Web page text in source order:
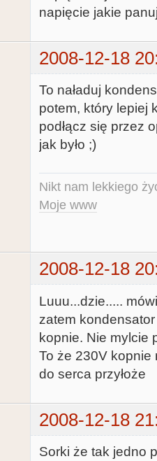
napięcie jakie
2008-12-18
To naładuj
potem, który lepiej
podłącz się przez
jak było ;)
Nikt nam lekkiego
Moje www
2008-12-18
Luuu...dzie.....
zatem
kopnie. Nie mylcie
To że 230V kopnie
do serca przyłoże
2008-12-18
Sorki że tak jedno